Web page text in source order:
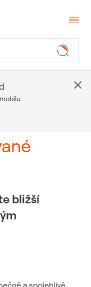
bližší
a spolehlivě
×